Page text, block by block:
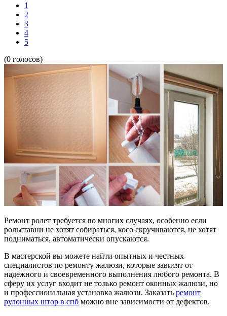
1
2
3
4
5
(0 голосов)
Ремонт ролет требуется во многих случаях, особенно если
рольставни не хотят собираться, косо скручиваются, не хотят
подниматься, автоматически опускаются.
В мастерской вы можете найти опытных и честных
специалистов по ремонту жалюзи, которые зависят от
надежного и своевременного выполнения любого ремонта. В
сферу их услуг входит не только ремонт оконных жалюзи, но
и профессиональная установка жалюзи. Заказать ремонт
рулонных штор в спб можно вне зависимости от дефектов.